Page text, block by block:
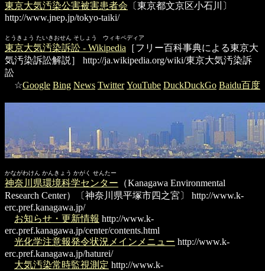
東京大気汚染公害被害患者会 〔東京都文京区小石川〕
http://www.jnep.jp/tokyo-taiki/
とうきょう たいきおせん そしょう ウィキペディア
東京大気汚染訴訟 - Wikipedia ［フリー百科事典による東京大
気汚染訴訟解説］
http://ja.wikipedia.org/wiki/東京大気汚染訴
訟
☆Google Bing News Twitter YouTube DuckDuckGo Baidu百度
かながわけん かんきょう かがく せんたー
神奈川県環境科学センター （Kanagawa Environmental
Research Center）〔神奈川県平塚市四之宮〕
http://www.k-
erc.pref.kanagawa.jp/
お知らせ・更新情報 http://www.k-
erc.pref.kanagawa.jp/center/contents.html
光化学注意報発令状況メインメニュー http://www.k-
erc.pref.kanagawa.jp/haturei/
大気汚染常時監視測定 http://www.k-